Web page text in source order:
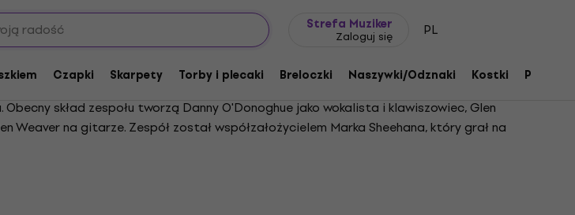
Strefa Muziker
Zaloguj się PL
Czapki Skarpety Torby i plecaki Breloczki Naszywki/Odznaki Kostki Prezenty
skład zespołu tworzą Danny O'Donoghue jako wokalista i klawiszowiec, Glen
na gitarze. Zespół został współzałożycielem Marka Sheehana, który grał na
3” i „No Sound Without Silence”, również znalazły się na szczytach list przebojów i